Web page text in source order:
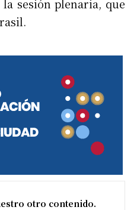
la sesión plenaria, que
otro contenido.